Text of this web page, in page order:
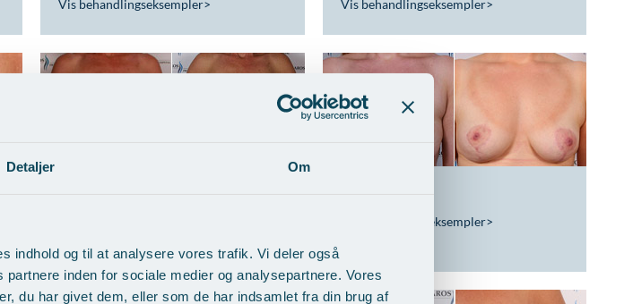
Detaljer Om
indhold og til at analysere vores trafik. Vi deler også
inden for sociale medier og analysepartnere. Vores
du har givet dem, eller som de har indsamlet fra din brug af
Vis behandlingseksempler> Vis behandlingseksempler>
Vis behandlingseksempler>